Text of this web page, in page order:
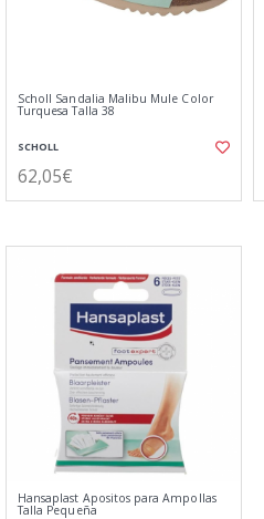
Scholl Sandalia Malibu Mule Color
Turquesa Talla 38
SCHOLL
62,05€
Hansaplast Apositos para Ampollas
Talla Pequeña